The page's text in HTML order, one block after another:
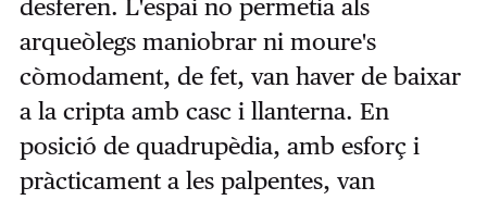
desferen. L'espai no permetia als
arqueòlegs maniobrar ni moure's
còmodament, de fet, van haver de baixar
a la cripta amb casc i llanterna. En
posició de quadrupèdia, amb esforç i
pràcticament a les palpentes, van